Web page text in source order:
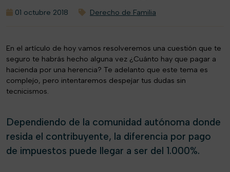
01 octubre 2018 Derecho de Familia
En el artículo de hoy vamos resolveremos una cuestión que te
seguro te habrás hecho alguna vez ¿Cuánto hay que pagar a
hacienda por una herencia? Te adelanto que este tema es
complejo, pero intentaremos despejar tus dudas sin
tecnicismos.
Dependiendo de la comunidad autónoma donde
resida el contribuyente, la diferencia por pago
de impuestos puede llegar a ser del 1.000%.